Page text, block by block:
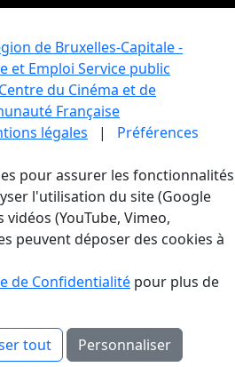
de Bruxelles-Capitale -
et Emploi Service public
Centre du Cinéma et de
Française
légales | Préférences
pour assurer les fonctionnalités
l'utilisation du site (Google
(YouTube, Vimeo,
peuvent déposer des cookies à
de Confidentialité pour plus de
tout Personnaliser